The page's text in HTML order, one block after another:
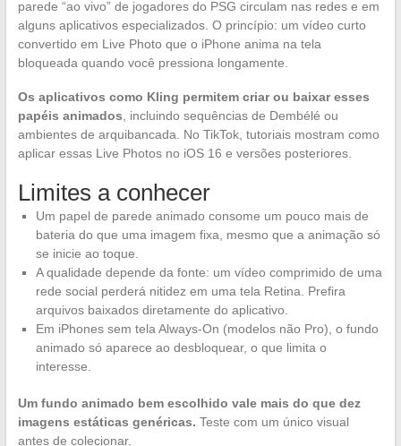
parede “ao vivo” de jogadores do PSG circulam nas redes e em
alguns aplicativos especializados. O princípio: um vídeo curto
convertido em Live Photo que o iPhone anima na tela
bloqueada quando você pressiona longamente.
Os aplicativos como Kling permitem criar ou baixar esses
papéis animados, incluindo sequências de Dembélé ou
ambientes de arquibancada. No TikTok, tutoriais mostram como
aplicar essas Live Photos no iOS 16 e versões posteriores.
Limites a conhecer
Um papel de parede animado consome um pouco mais de
bateria do que uma imagem fixa, mesmo que a animação só
se inicie ao toque.
A qualidade depende da fonte: um vídeo comprimido de uma
rede social perderá nitidez em uma tela Retina. Prefira
arquivos baixados diretamente do aplicativo.
Em iPhones sem tela Always-On (modelos não Pro), o fundo
animado só aparece ao desbloquear, o que limita o
interesse.
Um fundo animado bem escolhido vale mais do que dez
imagens estáticas genéricas. Teste com um único visual
antes de colecionar.